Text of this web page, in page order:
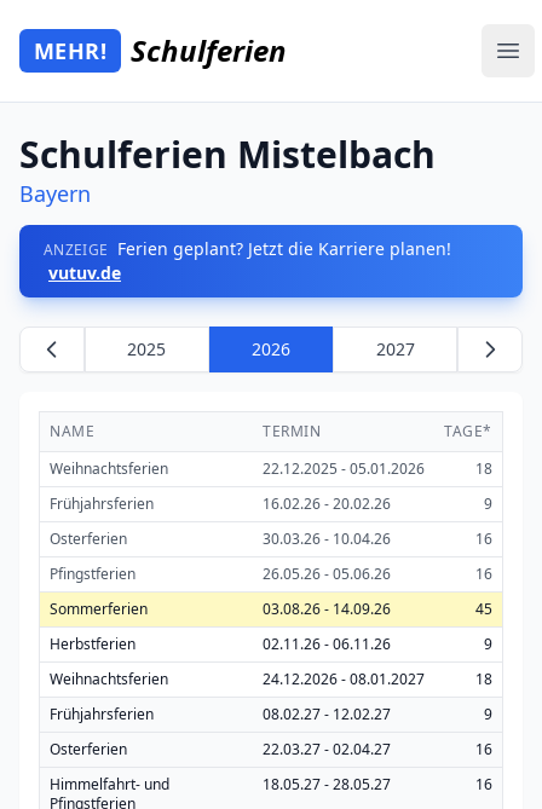
Zum Hauptinhalt springen
Mehr Schulferien
MEHR! Schulferien
Schulferien Mistelbach
Bayern
ANZEIGE Ferien geplant? Jetzt die Karriere planen!
vutuv.de
2025 2026 2027
NAME TERMIN
TAGE*
Weihnachtsferien
22.12.2025 - 05.01.2026
18
Frühjahrsferien
16.02.26 - 20.02.26
9
Osterferien
30.03.26 - 10.04.26
16
Pfingstferien
26.05.26 - 05.06.26
16
Sommerferien
03.08.26 - 14.09.26
45
Herbstferien
02.11.26 - 06.11.26
9
Weihnachtsferien
24.12.2026 - 08.01.2027
18
Frühjahrsferien
08.02.27 - 12.02.27
9
Osterferien
22.03.27 - 02.04.27
16
Himmelfahrt- und
Pfingstferien
18.05.27 - 28.05.27 16